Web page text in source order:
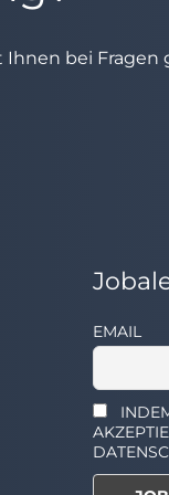
Ihnen bei
EMAIL